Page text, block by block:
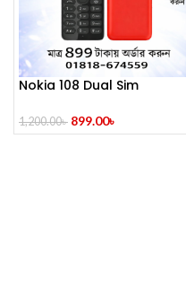
Nokia 108 Dual Sim
1,200.00৳ 899.00৳